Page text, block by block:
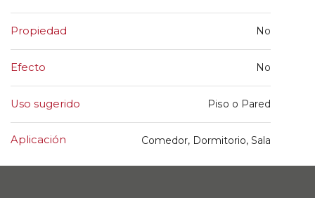
Propiedad No
Efecto No
Uso sugerido Piso o Pared
Aplicación Comedor, Dormitorio, Sala